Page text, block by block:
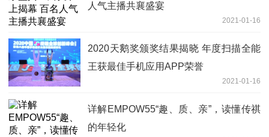
人气主播共襄盛宴
2021-01-16
2020天鹅奖颁奖结果揭晓 年度扫描全能
王获最佳手机应用APP荣誉
2021-01-16
详解EMPOW55“趣、质、亲”，读懂传祺
的年轻化